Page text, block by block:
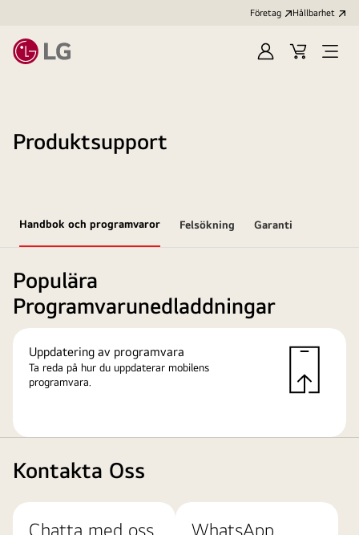
Företag Hållbarhet
LoggaKundvagn
Produktsupport
Handbok och programvaror Felsökning Garanti
Populära
Programvarunedladdningar
Uppdatering av programvara
Ta reda på hur du uppdaterar mobilens
programvara.
Kontakta Oss
Chatta med oss WhatsApp